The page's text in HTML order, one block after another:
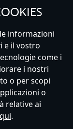
Mappa del Sito
generali
informazioni
e il vostro
come i
i nostri
o per scopi
o
relative ai
qui.